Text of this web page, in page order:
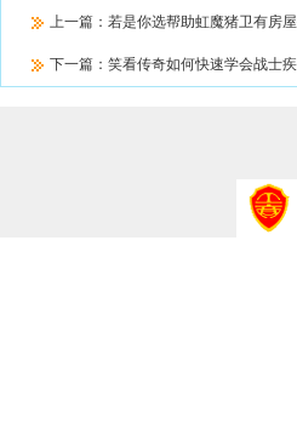
上一篇： 若是你选帮助虹魔猪卫有房
下一篇： 笑看传奇如何快速学会战士